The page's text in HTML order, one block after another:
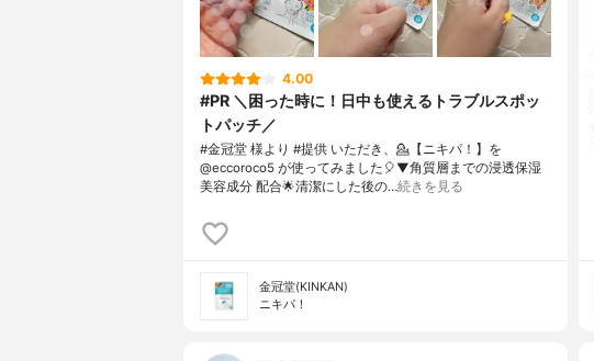
4.00
#PR ＼困った時に！日中も使えるトラブルスポッ
トパッチ／
⁡#金冠堂 様より #提供 いただき、💁【ニキパ！】を
@eccoroco5 が使ってみました🎈⁡⁡⁡▼⁡角質層までの浸透保湿
美容成分 配合🌟⁡清潔にした後の…続きを見る
金冠堂(KINKAN)
ニキパ！